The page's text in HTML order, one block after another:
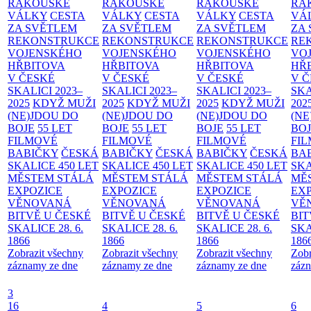
RAKOUSKÉ
VÁLKY CESTA
ZA SVĚTLEM
REKONSTRUKCE
VOJENSKÉHO
HŘBITOVA
V ČESKÉ
SKALICI 2023–
2025 KDYŽ MUŽI
(NE)JDOU DO
BOJE 55 LET
FILMOVÉ
BABIČKY ČESKÁ
SKALICE 450 LET
MĚSTEM STÁLÁ
EXPOZICE
VĚNOVANÁ
BITVĚ U ČESKÉ
SKALICE 28. 6.
1866
Zobrazit všechny
záznamy ze dne
RAKOUSKÉ
VÁLKY CESTA
ZA SVĚTLEM
REKONSTRUKCE
VOJENSKÉHO
HŘBITOVA
V ČESKÉ
SKALICI 2023–
2025 KDYŽ MUŽI
(NE)JDOU DO
BOJE 55 LET
FILMOVÉ
BABIČKY ČESKÁ
SKALICE 450 LET
MĚSTEM STÁLÁ
EXPOZICE
VĚNOVANÁ
BITVĚ U ČESKÉ
SKALICE 28. 6.
1866
Zobrazit všechny
záznamy ze dne
RAKOUSKÉ
VÁLKY CESTA
ZA SVĚTLEM
REKONSTRUKCE
VOJENSKÉHO
HŘBITOVA
V ČESKÉ
SKALICI 2023–
2025 KDYŽ MUŽI
(NE)JDOU DO
BOJE 55 LET
FILMOVÉ
BABIČKY ČESKÁ
SKALICE 450 LET
MĚSTEM STÁLÁ
EXPOZICE
VĚNOVANÁ
BITVĚ U ČESKÉ
SKALICE 28. 6.
1866
Zobrazit všechny
záznamy ze dne
ZA
V
3
16
4 5 6